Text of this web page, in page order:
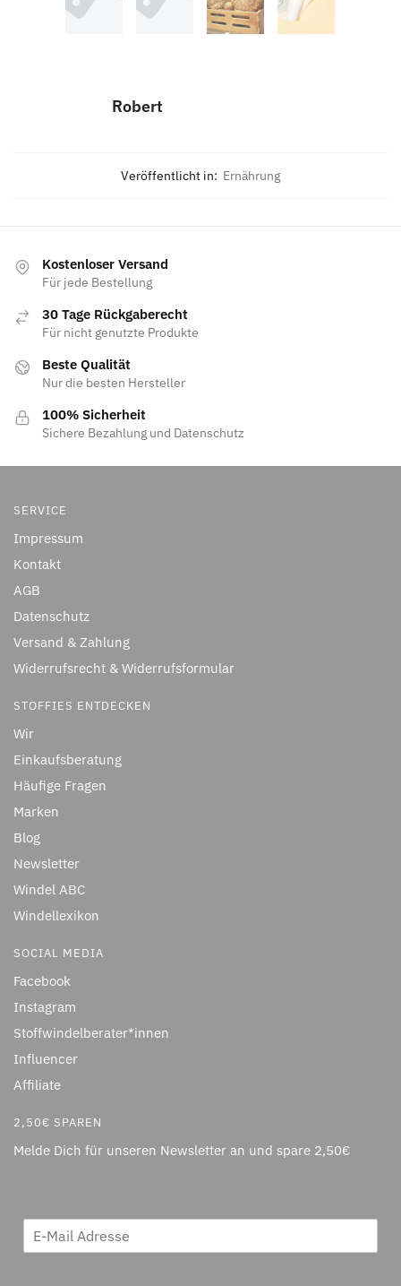
Robert
Veröffentlicht in: Ernährung
Kostenloser Versand
Für jede Bestellung
30 Tage Rückgaberecht
Für nicht genutzte Produkte
Beste Qualität
Nur die besten Hersteller
100% Sicherheit
Sichere Bezahlung und Datenschutz
SERVICE
Impressum
Kontakt
AGB
Datenschutz
Versand & Zahlung
Widerrufsrecht & Widerrufsformular
STOFFIES ENTDECKEN
Wir
Einkaufsberatung
Häufige Fragen
Marken
Blog
Newsletter
Windel ABC
Windellexikon
SOCIAL MEDIA
Facebook
Instagram
Stoffwindelberater*innen
Influencer
Affiliate
2,50€ SPAREN
Melde Dich für unseren Newsletter an und spare 2,50€